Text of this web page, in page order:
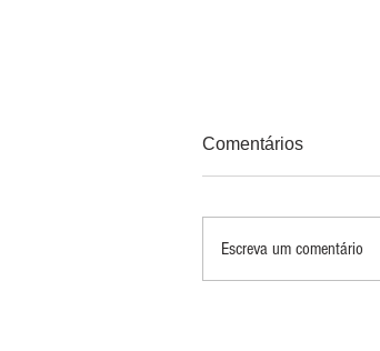
Comentários
Escreva um comentário